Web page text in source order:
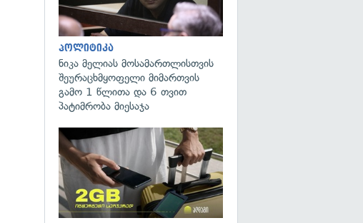
პოლიტიკა
ნიკა მელიას მოსამართლისთვის
შეურაცხმყოფელი მიმართვის
გამო 1 წლითა და 6 თვით
პატიმრობა მიესაჯა